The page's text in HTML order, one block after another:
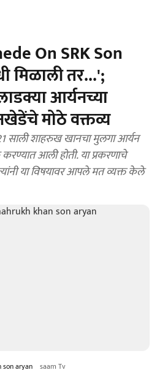
On SRK Son
मिळाली तर...';
आर्यनच्या
मोठे वक्तव्य
साली शाहरुख खानचा मुलगा आर्यन
आली होती. या प्रकरणाचे
या विषयावर आपले मत व्यक्त केले
son aryan saam Tv